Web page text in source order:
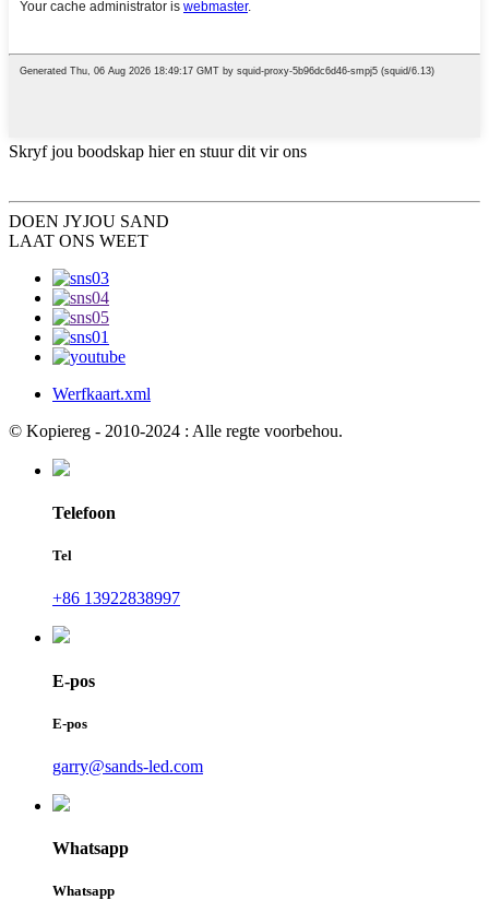
Skryf jou boodskap hier en stuur dit vir ons
DOEN JYJOU SAND
LAAT ONS WEET
Werfkaart.xml
© Kopiereg - 2010-2024 : Alle regte voorbehou.
Telefoon
Tel
+86 13922838997
E-pos
E-pos
garry@sands-led.com
Whatsapp
Whatsapp